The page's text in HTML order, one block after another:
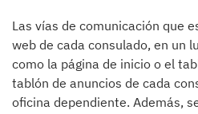
Las vías de comunicación que
web de cada consulado, en un
como la página de inicio o el
tablón de anuncios de cada
oficina dependiente. Además,